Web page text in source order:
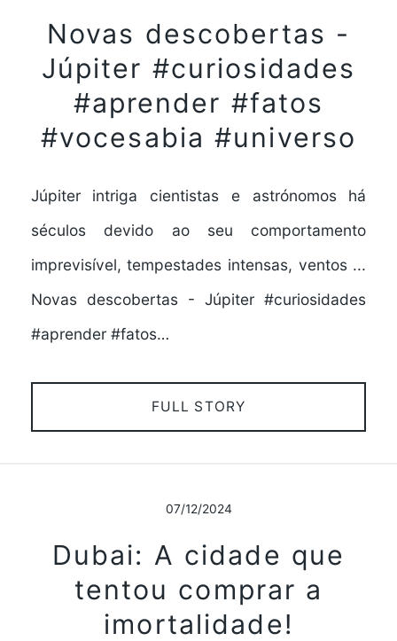
Novas descobertas -
Júpiter #curiosidades
#aprender #fatos
#vocesabia #universo
Júpiter intriga cientistas e astrónomos há
séculos devido ao seu comportamento
imprevisível, tempestades intensas, ventos ...
Novas descobertas - Júpiter #curiosidades
#aprender #fatos…
FULL STORY
07/12/2024
Dubai: A cidade que
tentou comprar a
imortalidade!